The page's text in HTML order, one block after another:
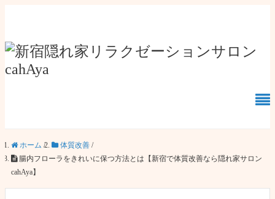
ホーム / 体質改善 /
腸内フローラをきれいに保つ方法とは【新宿で体質改善なら隠れ家サロン
cahAya】